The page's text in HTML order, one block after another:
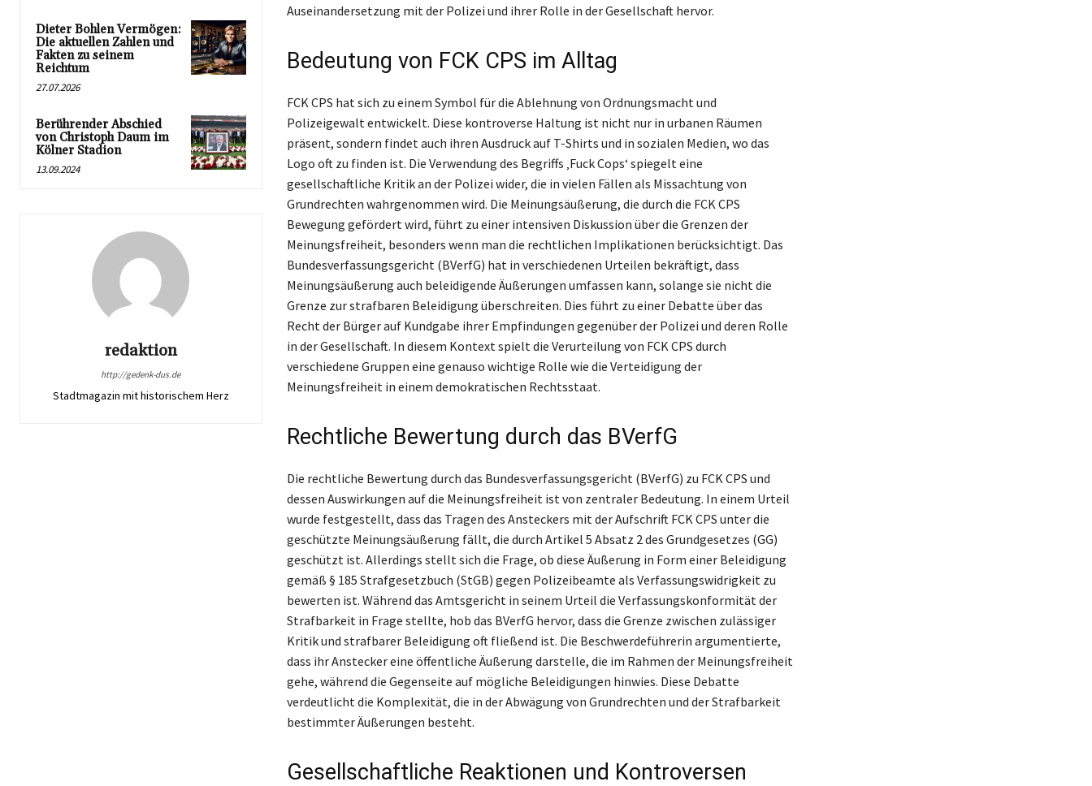
Dieter Bohlen Vermögen:
Die aktuellen Zahlen und
Fakten zu seinem
Reichtum
27.07.2026
Berührender Abschied
von Christoph Daum im
Kölner Stadion
13.09.2024
redaktion
http://gedenk-dus.de
Stadtmagazin mit historischem Herz
Auseinandersetzung mit der Polizei und ihrer Rolle in der Gesellschaft hervor.
Bedeutung von FCK CPS im Alltag
FCK CPS hat sich zu einem Symbol für die Ablehnung von Ordnungsmacht und
Polizeigewalt entwickelt. Diese kontroverse Haltung ist nicht nur in urbanen Räumen
präsent, sondern findet auch ihren Ausdruck auf T-Shirts und in sozialen Medien, wo das
Logo oft zu finden ist. Die Verwendung des Begriffs ‚Fuck Cops‘ spiegelt eine
gesellschaftliche Kritik an der Polizei wider, die in vielen Fällen als Missachtung von
Grundrechten wahrgenommen wird. Die Meinungsäußerung, die durch die FCK CPS
Bewegung gefördert wird, führt zu einer intensiven Diskussion über die Grenzen der
Meinungsfreiheit, besonders wenn man die rechtlichen Implikationen berücksichtigt. Das
Bundesverfassungsgericht (BVerfG) hat in verschiedenen Urteilen bekräftigt, dass
Meinungsäußerung auch beleidigende Äußerungen umfassen kann, solange sie nicht die
Grenze zur strafbaren Beleidigung überschreiten. Dies führt zu einer Debatte über das
Recht der Bürger auf Kundgabe ihrer Empfindungen gegenüber der Polizei und deren Rolle
in der Gesellschaft. In diesem Kontext spielt die Verurteilung von FCK CPS durch
verschiedene Gruppen eine genauso wichtige Rolle wie die Verteidigung der
Meinungsfreiheit in einem demokratischen Rechtsstaat.
Rechtliche Bewertung durch das BVerfG
Die rechtliche Bewertung durch das Bundesverfassungsgericht (BVerfG) zu FCK CPS und
dessen Auswirkungen auf die Meinungsfreiheit ist von zentraler Bedeutung. In einem Urteil
wurde festgestellt, dass das Tragen des Ansteckers mit der Aufschrift FCK CPS unter die
geschützte Meinungsäußerung fällt, die durch Artikel 5 Absatz 2 des Grundgesetzes (GG)
geschützt ist. Allerdings stellt sich die Frage, ob diese Äußerung in Form einer Beleidigung
gemäß § 185 Strafgesetzbuch (StGB) gegen Polizeibeamte als Verfassungswidrigkeit zu
bewerten ist. Während das Amtsgericht in seinem Urteil die Verfassungskonformität der
Strafbarkeit in Frage stellte, hob das BVerfG hervor, dass die Grenze zwischen zulässiger
Kritik und strafbarer Beleidigung oft fließend ist. Die Beschwerdeführerin argumentierte,
dass ihr Anstecker eine öffentliche Äußerung darstelle, die im Rahmen der Meinungsfreiheit
gehe, während die Gegenseite auf mögliche Beleidigungen hinwies. Diese Debatte
verdeutlicht die Komplexität, die in der Abwägung von Grundrechten und der Strafbarkeit
bestimmter Äußerungen besteht.
Gesellschaftliche Reaktionen und Kontroversen